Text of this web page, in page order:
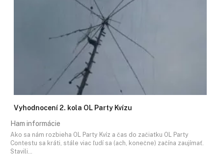
Vyhodnocení 2. kola OL Party Kvízu
Ham informácie
Ako sa nám rozbieha OL Party Kvíz a čas do začiatku OL Party
Contestu sa kráti, stále viac ľudí sa (ach, konečne) začína zaujímať.
Stavili…